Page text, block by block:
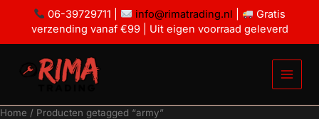
06-39729711 | info@rimatrading.nl
Gratis
verzending vanaf €99 | Uit eigen voorraad geleverd
Home / Producten getagged “army”